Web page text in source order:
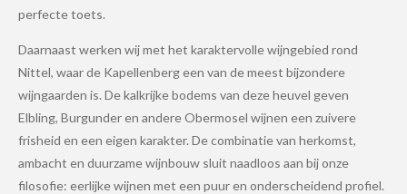
perfecte toets.
Daarnaast werken wij met het karaktervolle wijngebied rond
Nittel, waar de Kapellenberg een van de meest bijzondere
wijngaarden is. De kalkrijke bodems van deze heuvel geven
Elbling, Burgunder en andere Obermosel wijnen een zuivere
frisheid en een eigen karakter. De combinatie van herkomst,
ambacht en duurzame wijnbouw sluit naadloos aan bij onze
filosofie: eerlijke wijnen met een puur en onderscheidend profiel.